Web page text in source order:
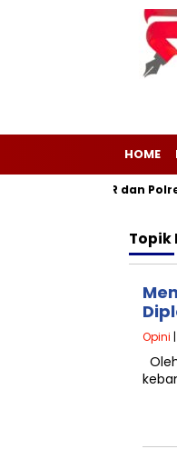
HOME
NDPR dan
Topik
Opini